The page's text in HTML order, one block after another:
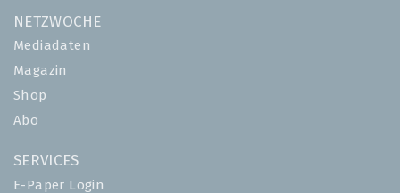
NETZWOCHE
Mediadaten
Magazin
Shop
Abo
SERVICES
E-Paper Login